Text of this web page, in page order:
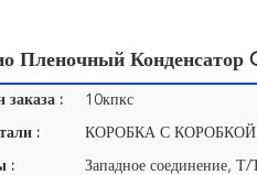
Пленочный Конденсатор
заказа : 10кпкс
:
: Западное соединение,